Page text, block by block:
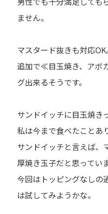
ません。
マスタード抜きも対応OK
追加で≪目玉焼き、アボ
グ出来るそうです。
サンドイッチに目玉焼き
私は今まで食べたことあ
サンドイッチと言えば、
厚焼き玉子だと思ってい
今回はトッピングなしの
は試してみようかな。